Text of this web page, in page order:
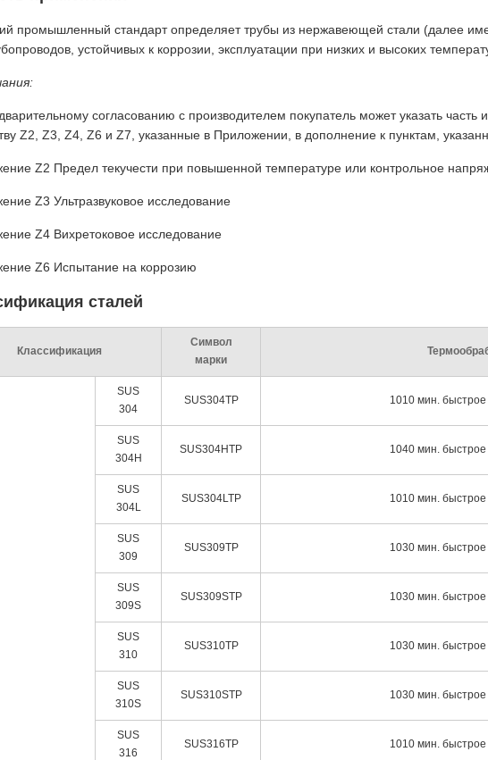
промышленный стандарт определяет трубы из нержавеющей стали (далее
устойчивых к коррозии, эксплуатации при низких и высоких
согласованию с производителем покупатель может указать часть
Z2, Z3, Z4, Z6 и Z7, указанные в Приложении, в дополнение к пунктам,
Z2 Предел текучести при повышенной температуре или контрольное
Z3 Ультразвуковое исследование
Z4 Вихретоковое исследование
Z6 Испытание на коррозию
сталей
Классификация
Символ
марки
SUS
304
SUS304TP 1010 мин.
SUS
304H
SUS304HTP 1040 мин.
SUS
304L
SUS304LTP 1010 мин.
SUS
309
SUS309TP 1030 мин.
SUS
309S
SUS309STP 1030 мин.
SUS
310
SUS310TP 1030 мин.
SUS
310S
SUS310STP 1030 мин.
SUS
316
SUS316TP 1010 мин.